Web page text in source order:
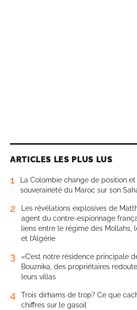
ARTICLES LES PLUS LUS
1
La Colombie change de position
souveraineté du Maroc sur son
2
Les révélations explosives de
agent du contre-espionnage
liens entre le régime des Mollahs,
et l’Algérie
3
«C’est notre résidence principale
Bouznika, des propriétaires
leurs villas
4
Trois dirhams de trop? Ce que
chiffres sur le gasoil